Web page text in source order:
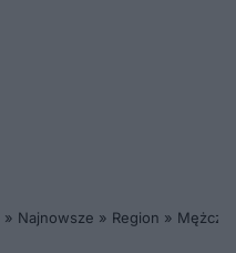
» Najnowsze » Region »